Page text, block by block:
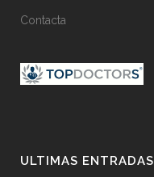
Contacta
ULTIMAS ENTRADAS